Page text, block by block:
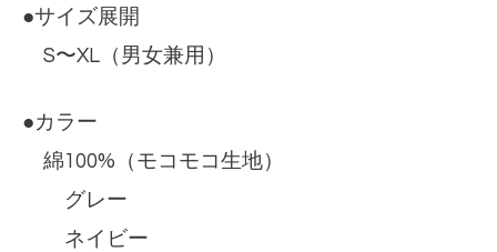
●サイズ展開
S〜XL（男女兼用）
●カラー
綿100%（モコモコ生地）
グレー
ネイビー